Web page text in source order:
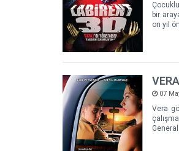
bir
on yıl
07
Vera